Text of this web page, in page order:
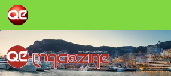
Salta al contenuto